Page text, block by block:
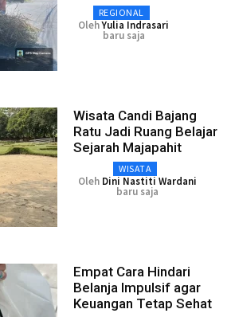
REGIONAL
OlehYulia Indrasari
baru saja
Wisata Candi Bajang
Ratu Jadi Ruang Belajar
Sejarah Majapahit
WISATA
Oleh Dini Nastiti Wardani
baru saja
Empat Cara Hindari
Belanja Impulsif agar
Keuangan Tetap Sehat